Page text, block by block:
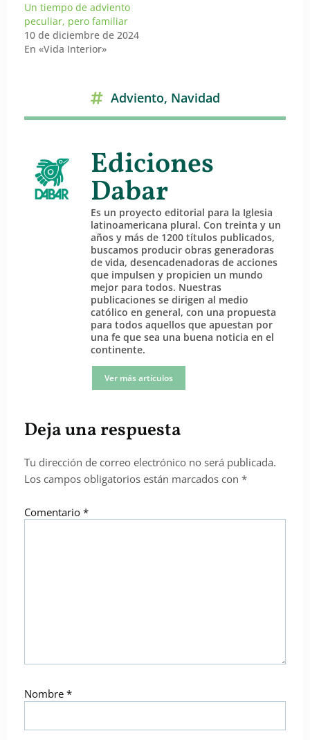
Un tiempo de adviento
peculiar, pero familiar
10 de diciembre de 2024
En «Vida Interior»
Adviento, Navidad
Ediciones
Dabar
Es un proyecto editorial para la Iglesia
latinoamericana plural. Con treinta y un
años y más de 1200 títulos publicados,
buscamos producir obras generadoras
de vida, desencadenadoras de acciones
que impulsen y propicien un mundo
mejor para todos. Nuestras
publicaciones se dirigen al medio
católico en general, con una propuesta
para todos aquellos que apuestan por
una fe que sea una buena noticia en el
continente.
Ver más artículos
Deja una respuesta
Tu dirección de correo electrónico no será publicada.
Los campos obligatorios están marcados con *
Comentario *
Nombre *